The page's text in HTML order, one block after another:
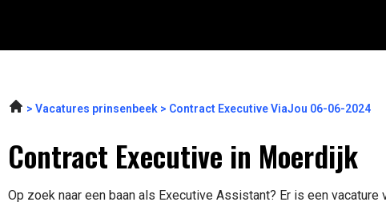
Vacatures prinsenbeek Contract Executive ViaJou 06-06-2024
Contract Executive in Moerdijk
Op zoek naar een baan als Executive Assistant? Er is een